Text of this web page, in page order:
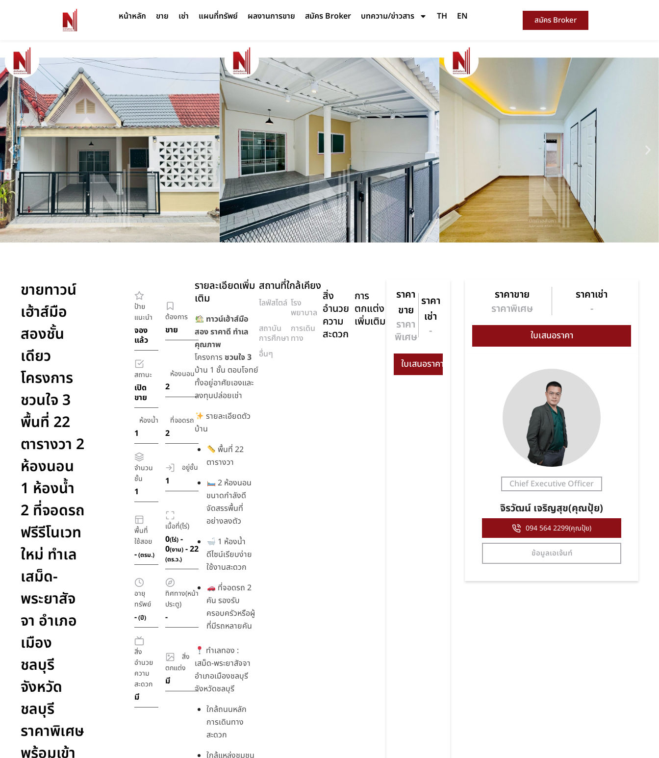
หน้าหลัก ขาย เช่า แผนที่ทรัพย์ ผลงานการขาย สมัคร Broker บทความ/ข่าวสาร TH EN สมัคร Broker
ขายทาวน์
เฮ้าส์มือ
สองชั้น
เดียว
โครงการ
ชวนใจ 3
พื้นที่ 22
ตารางวา 2
ห้องนอน
1 ห้องน้ำ
2 ที่จอดรถ
ฟรีรีโนเวท
ใหม่ ทำเล
เสม็ด-
พระยาสัจ
จา อำเภอ
เมือง
ชลบุรี
จังหวัด
ชลบุรี
ราคาพิเศษ
ป้าย
แนะนำ
จอง
แล้ว
ต้องการ
ขาย
สถานะ
เปิด
ขาย
ห้องนอน
2
ห้องน้ำ
1
ที่จอดรถ
2
จำนวน
ชั้น
1
อยู่ชั้น
1
พื้นที่
ใช้สอย
-(ตรม.)
เนื้อที่(ไร่)
0(ไร่) -
0(งาน) - 22
(ตร.ว.)
อายุ
ทรัพย์
-(ปี)
ทิศทาง(หน้า
ประตู)
-
สิ่ง
อำนวย
ความ
สะดวก
มี
สิ่ง
ตกแต่ง
มี
รายละเอียดเพิ่ม
เติม
ทาวน์เฮ้าส์มือ
สอง ราคาดี ทำเล
คุณภาพ
โครงการ ชวนใจ 3
บ้าน 1 ชั้น ตอบโจทย์
ทั้งอยู่อาศัยเองและ
ลงทุนปล่อยเช่า
รายละเอียดตัว
บ้าน
พื้นที่ 22
ตารางวา
2 ห้องนอน
ขนาดกำลังดี
จัดสรรพื้นที่
อย่างลงตัว
1 ห้องน้ำ
ดีไซน์เรียบง่าย
ใช้งานสะดวก
ที่จอดรถ 2
คัน รองรับ
ครอบครัวหรือผู้
ที่มีรถหลายคัน
ทำเลทอง :
เสม็ด-พระยาสัจจา
อำเภอเมืองชลบุรี
จังหวัดชลบุรี
ใกล้ถนนหลัก
การเดินทาง
สะดวก
ใกล้แหล่งชุมชน
สถานที่ใกล้เคียง
ไลฟ์สไตล์ โรง
พยาบาล
สถาบัน
การศึกษา
การเดิน
ทาง
อื่นๆ
สิ่ง
อำนวย
ความ
สะดวก
การ
ตกแต่ง
เพิ่มเติม
ราคา
ขาย
ราคา
พิเศษ
ราคา
เช่า
-
ราคาขาย
ราคาพิเศษ
ราคาเช่า
-
Chief Executive Officer
จิรวัฒน์ เจริญสุข(คุณปุ้ย)
094 564 2299(คุณปุ้ย)
ข้อมูลเอเจ้นท์